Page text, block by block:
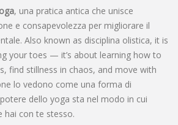
, una pratica antica che unisce
e consapevolezza per migliorare il
. Also known as disciplina olistica, it is
your toes — it’s about learning how to
find stillness in chaos, and move with
lo vedono come una forma di
dello yoga sta nel modo in cui
hai con te stesso.